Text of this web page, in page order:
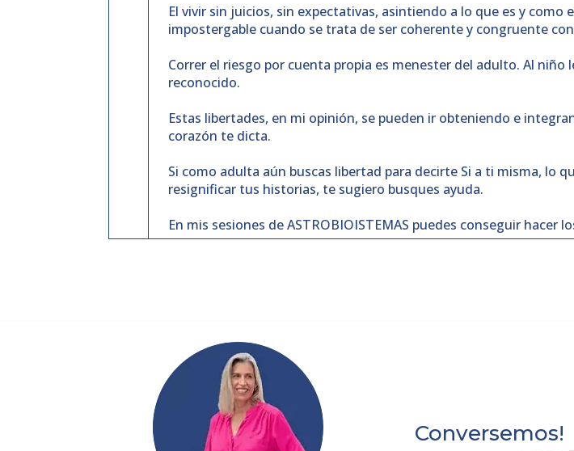
El vivir sin juicios, sin expectativas, asintiendo a lo que es y
impostergable cuando se trata de ser coherente y congruente
Correr el riesgo por cuenta propia es menester del adulto. Al
reconocido.
Estas libertades, en mi opinión, se pueden ir obteniendo e
corazón te dicta.
Si como adulta aún buscas libertad para decirte Si a ti misma, lo
resignificar tus historias, te sugiero busques ayuda.
En mis sesiones de ASTROBIOISTEMAS puedes conseguir hacer
Conversemos!